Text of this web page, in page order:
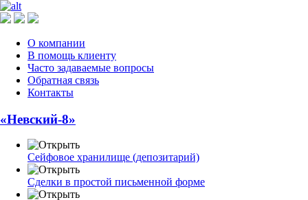
О компании
В помощь клиенту
Часто задаваемые вопросы
Обратная связь
Контакты
«Невский-8»
Сейфовое хранилище (депозитарий)
Сделки в простой письменной форме